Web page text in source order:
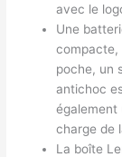
avec le
Une
compacte,
poche, un
antichoc
également
charge de
La boîte